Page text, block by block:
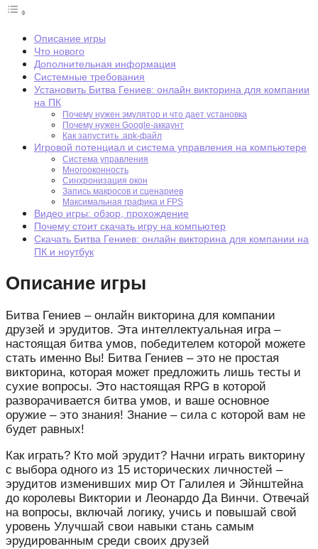
Описание игры
Что нового
Дополнительная информация
Системные требования
Установить Битва Гениев: онлайн викторина для компании
на ПК
Почему нужен эмулятор и что дает установка
Почему нужен Google-аккаунт
Как запустить .apk-файл
Игровой потенциал и система управления на компьютере
Система управления
Многооконность
Синхронизация окон
Запись макросов и сценариев
Максимальная графика и FPS
Видео игры: обзор, прохождение
Почему стоит скачать игру на компьютер
Скачать Битва Гениев: онлайн викторина для компании на
ПК и ноутбук
Описание игры
Битва Гениев – онлайн викторина для компании
друзей и эрудитов. Эта интеллектуальная игра –
настоящая битва умов, победителем которой можете
стать именно Вы! Битва Гениев – это не простая
викторина, которая может предложить лишь тесты и
сухие вопросы. Это настоящая RPG в которой
разворачивается битва умов, и ваше основное
оружие – это знания! Знание – сила с которой вам не
будет равных!
Как играть? Кто мой эрудит? Начни играть викторину
с выбора одного из 15 исторических личностей –
эрудитов изменивших мир От Галилея и Эйнштейна
до королевы Виктории и Леонардо Да Винчи. Отвечай
на вопросы, включай логику, учись и повышай свой
уровень Улучшай свои навыки стань самым
эрудированным среди своих друзей